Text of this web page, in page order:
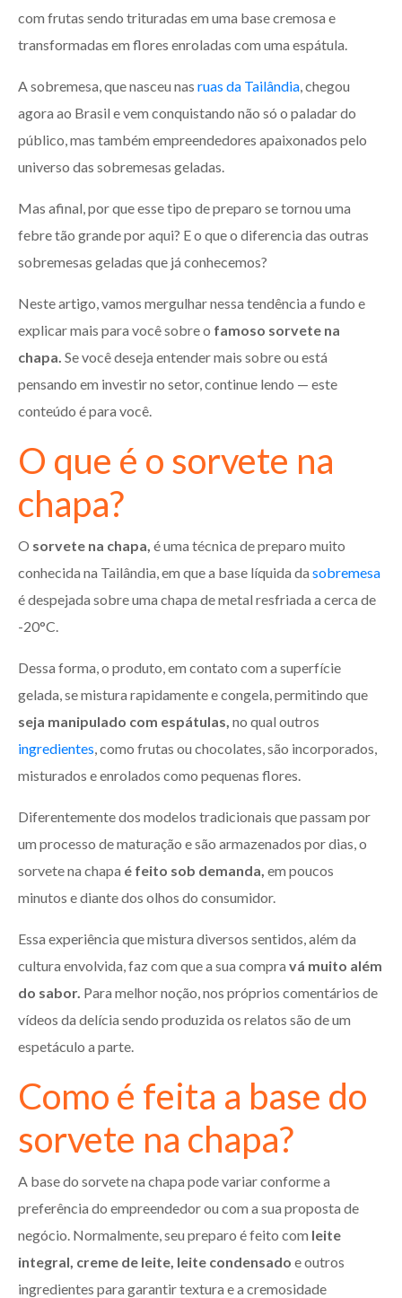
com frutas sendo trituradas em uma base cremosa e
transformadas em flores enroladas com uma espátula.
A sobremesa, que nasceu nas ruas da Tailândia , chegou
agora ao Brasil e vem conquistando não só o paladar do
público, mas também empreendedores apaixonados pelo
universo das sobremesas geladas.
Mas afinal, por que esse tipo de preparo se tornou uma
febre tão grande por aqui? E o que o diferencia das outras
sobremesas geladas que já conhecemos?
Neste artigo, vamos mergulhar nessa tendência a fundo e
explicar mais para você sobre o famoso sorvete na
chapa. Se você deseja entender mais sobre ou está
pensando em investir no setor, continue lendo — este
conteúdo é para você.
O que é o sorvete na
chapa?
O sorvete na chapa, é uma técnica de preparo muito
conhecida na Tailândia, em que a base líquida da sobremesa
é despejada sobre uma chapa de metal resfriada a cerca de
-20°C.
Dessa forma, o produto, em contato com a superfície
gelada, se mistura rapidamente e congela, permitindo que
seja manipulado com espátulas, no qual outros
ingredientes , como frutas ou chocolates, são incorporados,
misturados e enrolados como pequenas flores.
Diferentemente dos modelos tradicionais que passam por
um processo de maturação e são armazenados por dias, o
sorvete na chapa é feito sob demanda, em poucos
minutos e diante dos olhos do consumidor.
Essa experiência que mistura diversos sentidos, além da
cultura envolvida, faz com que a sua compra vá muito além
do sabor. Para melhor noção, nos próprios comentários de
vídeos da delícia sendo produzida os relatos são de um
espetáculo a parte.
Como é feita a base do
sorvete na chapa?
A base do sorvete na chapa pode variar conforme a
preferência do empreendedor ou com a sua proposta de
negócio. Normalmente, seu preparo é feito com leite
integral, creme de leite, leite condensado e outros
ingredientes para garantir textura e a cremosidade